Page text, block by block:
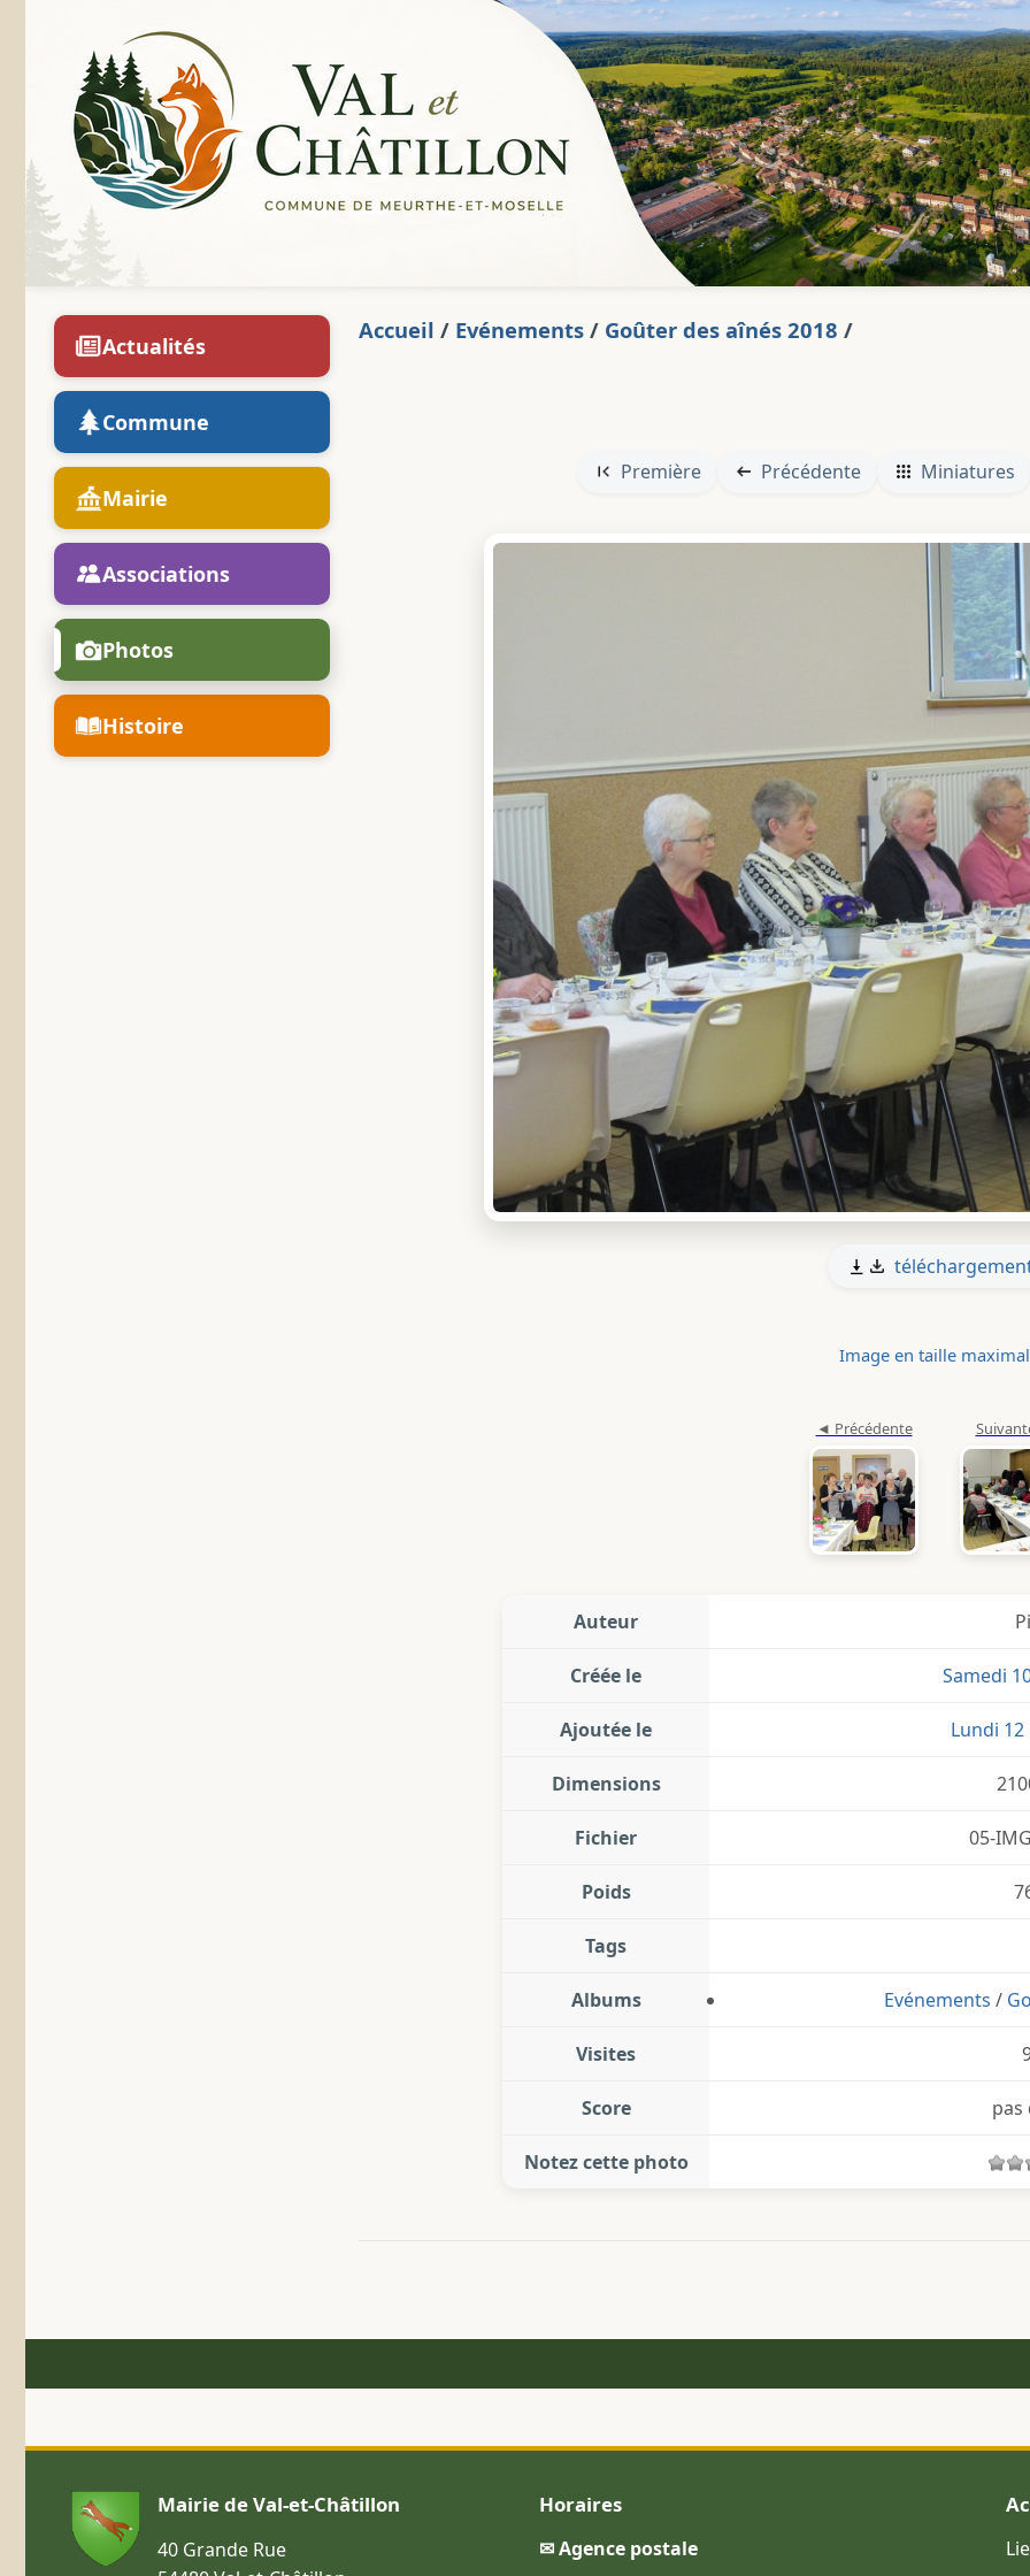
Actualités
Commune
Mairie
Associations
Photos
Histoire
Accueil / Evénements / Goûter des aînés 2018 /
Première Précédente Miniatures
Image en taille
Auteur
Créée le Samedi
Ajoutée le Lundi 12
Dimensions
Fichier 05-
Poids
Tags
Albums Evénements /
Visites
Score pas
Notez cette photo
Mairie de Val-et-Châtillon
40 Grande Rue
Horaires
✉ Agence postale